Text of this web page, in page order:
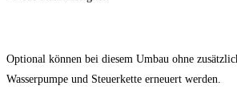
Optional können bei diesem Umbau ohne
Wasserpumpe und Steuerkette erneuert werden.